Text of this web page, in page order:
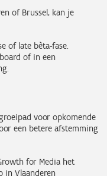
of Brussel, kan je
of late bèta-fase.
of in een
voor opkomende
een betere afstemming
for Media het
in Vlaanderen